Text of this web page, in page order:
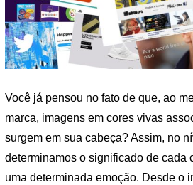
Você já pensou no fato de que, ao
marca, imagens em cores vivas
surgem em sua cabeça? Assim, no
determinamos o significado de cada
uma determinada emoção. Desde o